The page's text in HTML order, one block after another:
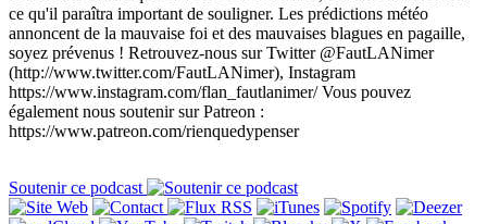
ce qu'il paraîtra important de souligner. Les prédictions météo
annoncent de la mauvaise foi et des mauvaises blagues en pagaille,
soyez prévenus ! Retrouvez-nous sur Twitter @FautLANimer
(http://www.twitter.com/FautLANimer), Instagram
https://www.instagram.com/flan_fautlanimer/ Vous pouvez
également nous soutenir sur Patreon :
https://www.patreon.com/rienquedypenser
Soutenir ce podcast